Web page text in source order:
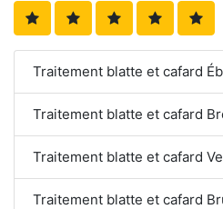
Traitement blatte et cafard
Traitement blatte et cafard
Traitement blatte et cafard
Traitement blatte et cafard